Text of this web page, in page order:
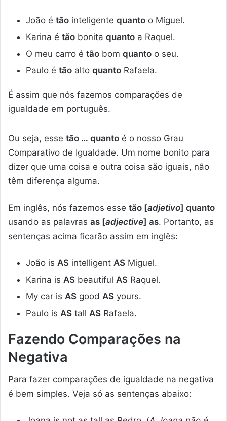
João é tão inteligente quanto o Miguel.
Karina é tão bonita quanto a Raquel.
O meu carro é tão bom quanto o seu.
Paulo é tão alto quanto Rafaela.
É assim que nós fazemos comparações de
igualdade em português.
Ou seja, esse tão … quanto é o nosso Grau
Comparativo de Igualdade. Um nome bonito para
dizer que uma coisa e outra coisa são iguais, não
têm diferença alguma.
Em inglês, nós fazemos esse tão [adjetivo] quanto
usando as palavras as [adjective] as. Portanto, as
sentenças acima ficarão assim em inglês:
João is AS intelligent AS Miguel.
Karina is AS beautiful AS Raquel.
My car is AS good AS yours.
Paulo is AS tall AS Rafaela.
Fazendo Comparações na
Negativa
Para fazer comparações de igualdade na negativa
é bem simples. Veja só as sentenças abaixo: